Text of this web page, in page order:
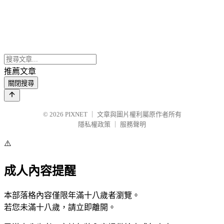
推薦文章
關閉搜尋
© 2026 PIXNET
文章與圖片權利屬原作者所有
隱私權政策
服務聲明
⚠️
成人內容提醒
本部落格內容僅限年滿十八歲者瀏覽。
若您未滿十八歲，請立即離開。